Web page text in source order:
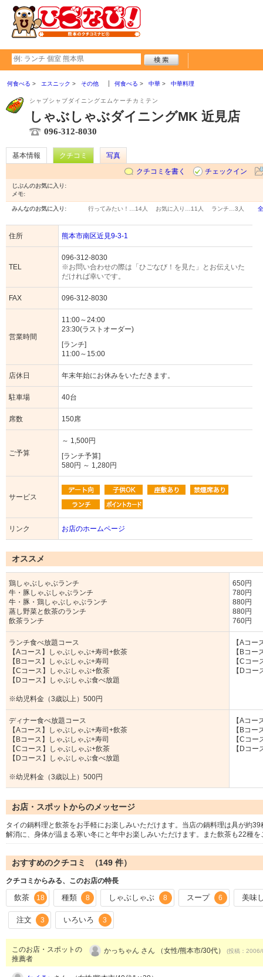
何食べる エスニック その他 何食べる 中華 中華料理
シャブシャブダイニングエムケーチカミテン
しゃぶしゃぶダイニングMK 近見店
096-312-8030
基本情報 クチコミ
写真
クチコミを書く
チェックイン
じぶんのお気に入り:
メモ:
みんなのお気に入り: 行ってみたい！… 14人 お気に入り… 11人 ランチ… 3人
住所 熊本市南区近見9-3-1
TEL
096-312-8030
※お問い合わせの際は「ひごなび！を見た」とお伝えいた
だければ幸いです。
FAX 096-312-8030
営業時間
11:00～24:00
23:30(ラストオーダー)
[ランチ]
11:00～15:00
店休日 年末年始にお休みをいただきます。
駐車場 40台
席数 150席
ご予算
～ 1,500円
[ランチ予算]
580円 ～ 1,280円
サービス
リンク お店のホームページ
オススメ
鶏しゃぶしゃぶランチ
牛・豚しゃぶしゃぶランチ
牛・豚・鶏しゃぶしゃぶランチ
蒸し野菜と飲茶のランチ
飲茶ランチ
650円
780円
880円
880円
760円
ランチ食べ放題コース
【Aコース】しゃぶしゃぶ+寿司+飲茶
【Bコース】しゃぶしゃぶ+寿司
【Cコース】しゃぶしゃぶ+飲茶
【Dコース】しゃぶしゃぶ食べ放題
※幼児料金（3歳以上）500円
【Aコ
【Bコ
【Cコ
【Dコ
ディナー食べ放題コース
【Aコース】しゃぶしゃぶ+寿司+飲茶
【Bコース】しゃぶしゃぶ+寿司
【Cコース】しゃぶしゃぶ+飲茶
【Dコース】しゃぶしゃぶ食べ放題
※幼児料金（3歳以上）500円
【Aコ
【Bコ
【Cコ
【Dコ
お店・スポットからのメッセージ
タイの鍋料理と飲茶をお手軽にお楽しみいただけます。当店の鍋料理は具が約
解消に、身体が温まる寒い冬にと年中お楽しみいただけます。また飲茶も22種
おすすめのクチコミ （149 件）
クチコミからみる、このお店の特長
飲茶 18 種類 8 しゃぶしゃぶ 8 スープ 6 美味
注文 3 いろいろ 3
このお店・スポットの
推薦者
かっちゃん さん （女性/熊本市/30代） (投稿：